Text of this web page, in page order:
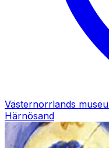
Västernorrlands
Härnösand